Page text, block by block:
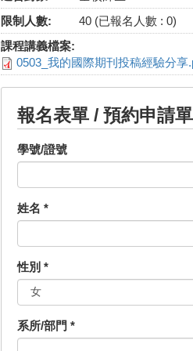
限制人數:
40 (已報名人數 : 0)
課程講義檔案:
0503_我的國際期刊投稿經驗分享
報名表單 / 預約申請
學號/證號
姓名 *
性別 *
系所/部門 *